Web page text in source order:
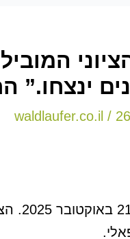
ינצחו.”
waldlaufer.co.il /